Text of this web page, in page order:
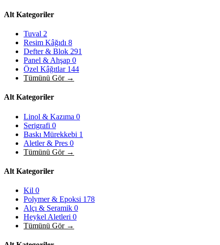
Alt Kategoriler
Tuval 2
Resim Kâğıdı 8
Defter & Blok 291
Panel & Ahşap 0
Özel Kâğıtlar 144
Tümünü Gör →
Alt Kategoriler
Linol & Kazıma 0
Serigrafi 0
Baskı Mürekkebi 1
Aletler & Pres 0
Tümünü Gör →
Alt Kategoriler
Kil 0
Polymer & Epoksi 178
Alçı & Seramik 0
Heykel Aletleri 0
Tümünü Gör →